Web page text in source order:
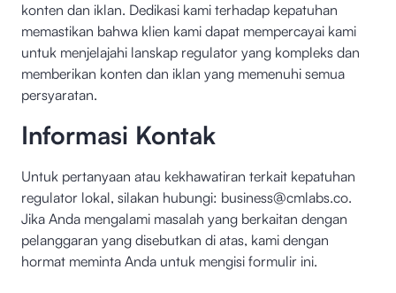
konten dan iklan. Dedikasi kami terhadap kepatuhan
memastikan bahwa klien kami dapat mempercayai kami
untuk menjelajahi lanskap regulator yang kompleks dan
memberikan konten dan iklan yang memenuhi semua
persyaratan.
Informasi Kontak
Untuk pertanyaan atau kekhawatiran terkait kepatuhan
regulator lokal, silakan hubungi: business@cmlabs.co.
Jika Anda mengalami masalah yang berkaitan dengan
pelanggaran yang disebutkan di atas, kami dengan
hormat meminta Anda untuk mengisi formulir ini.